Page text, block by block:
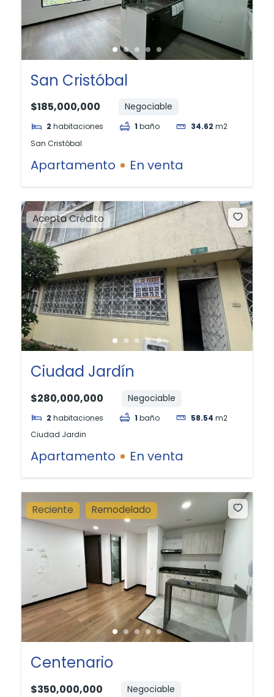
San Cristóbal
$185,000,000 Negociable
2 habitaciones 1 baño 34.62 m2
San Cristóbal
Apartamento En venta
Acepta Crédito
Ciudad Jardín
$280,000,000 Negociable
2 habitaciones 1 baño 58.54 m2
Ciudad Jardin
Apartamento En venta
Reciente Remodelado
Centenario
$350,000,000 Negociable